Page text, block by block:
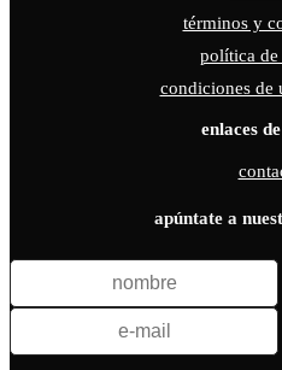
términos y
política de
condiciones de
enlaces
apúntate a